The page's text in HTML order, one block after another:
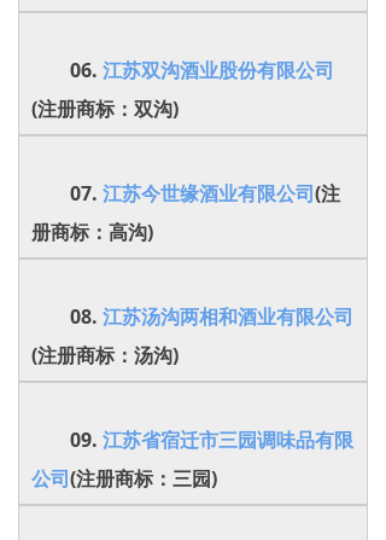
06. 江苏双沟酒业股份有限公司
(注册商标：双沟)
07. 江苏今世缘酒业有限公司(注
册商标：高沟)
08. 江苏汤沟两相和酒业有限公司
(注册商标：汤沟)
09. 江苏省宿迁市三园调味品有限
公司(注册商标：三园)